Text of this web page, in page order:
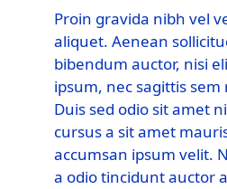
Proin gravida nibh vel
aliquet. Aenean
bibendum auctor, nisi
ipsum, nec sagittis sem
Duis sed odio sit amet
cursus a sit amet
accumsan ipsum velit.
a odio tincidunt auctor